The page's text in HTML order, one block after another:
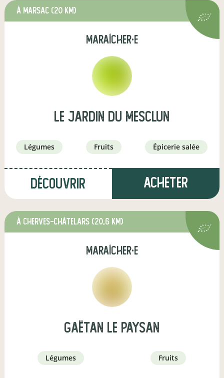
à Marsac (20 km)
maraîcher·e
Le Jardin Du Mesclun
légumes fruits épicerie salée
Découvrir Acheter
à Cherves-Châtelars (20,6 km)
maraîcher·e
Gaëtan le paysan
légumes fruits